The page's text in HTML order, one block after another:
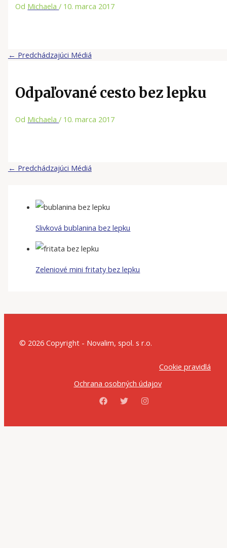
Od Michaela/ 10. marca 2017
← Predchádzajúci Médiá
Odpaľované cesto bez lepku
Od Michaela/ 10. marca 2017
← Predchádzajúci Médiá
Slivková bublanina bez lepku
Zeleniové mini fritaty bez lepku
© 2026 Copyright - Novalim, spol. s r.o.
Cookie pravidlá
Ochrana osobných údajov